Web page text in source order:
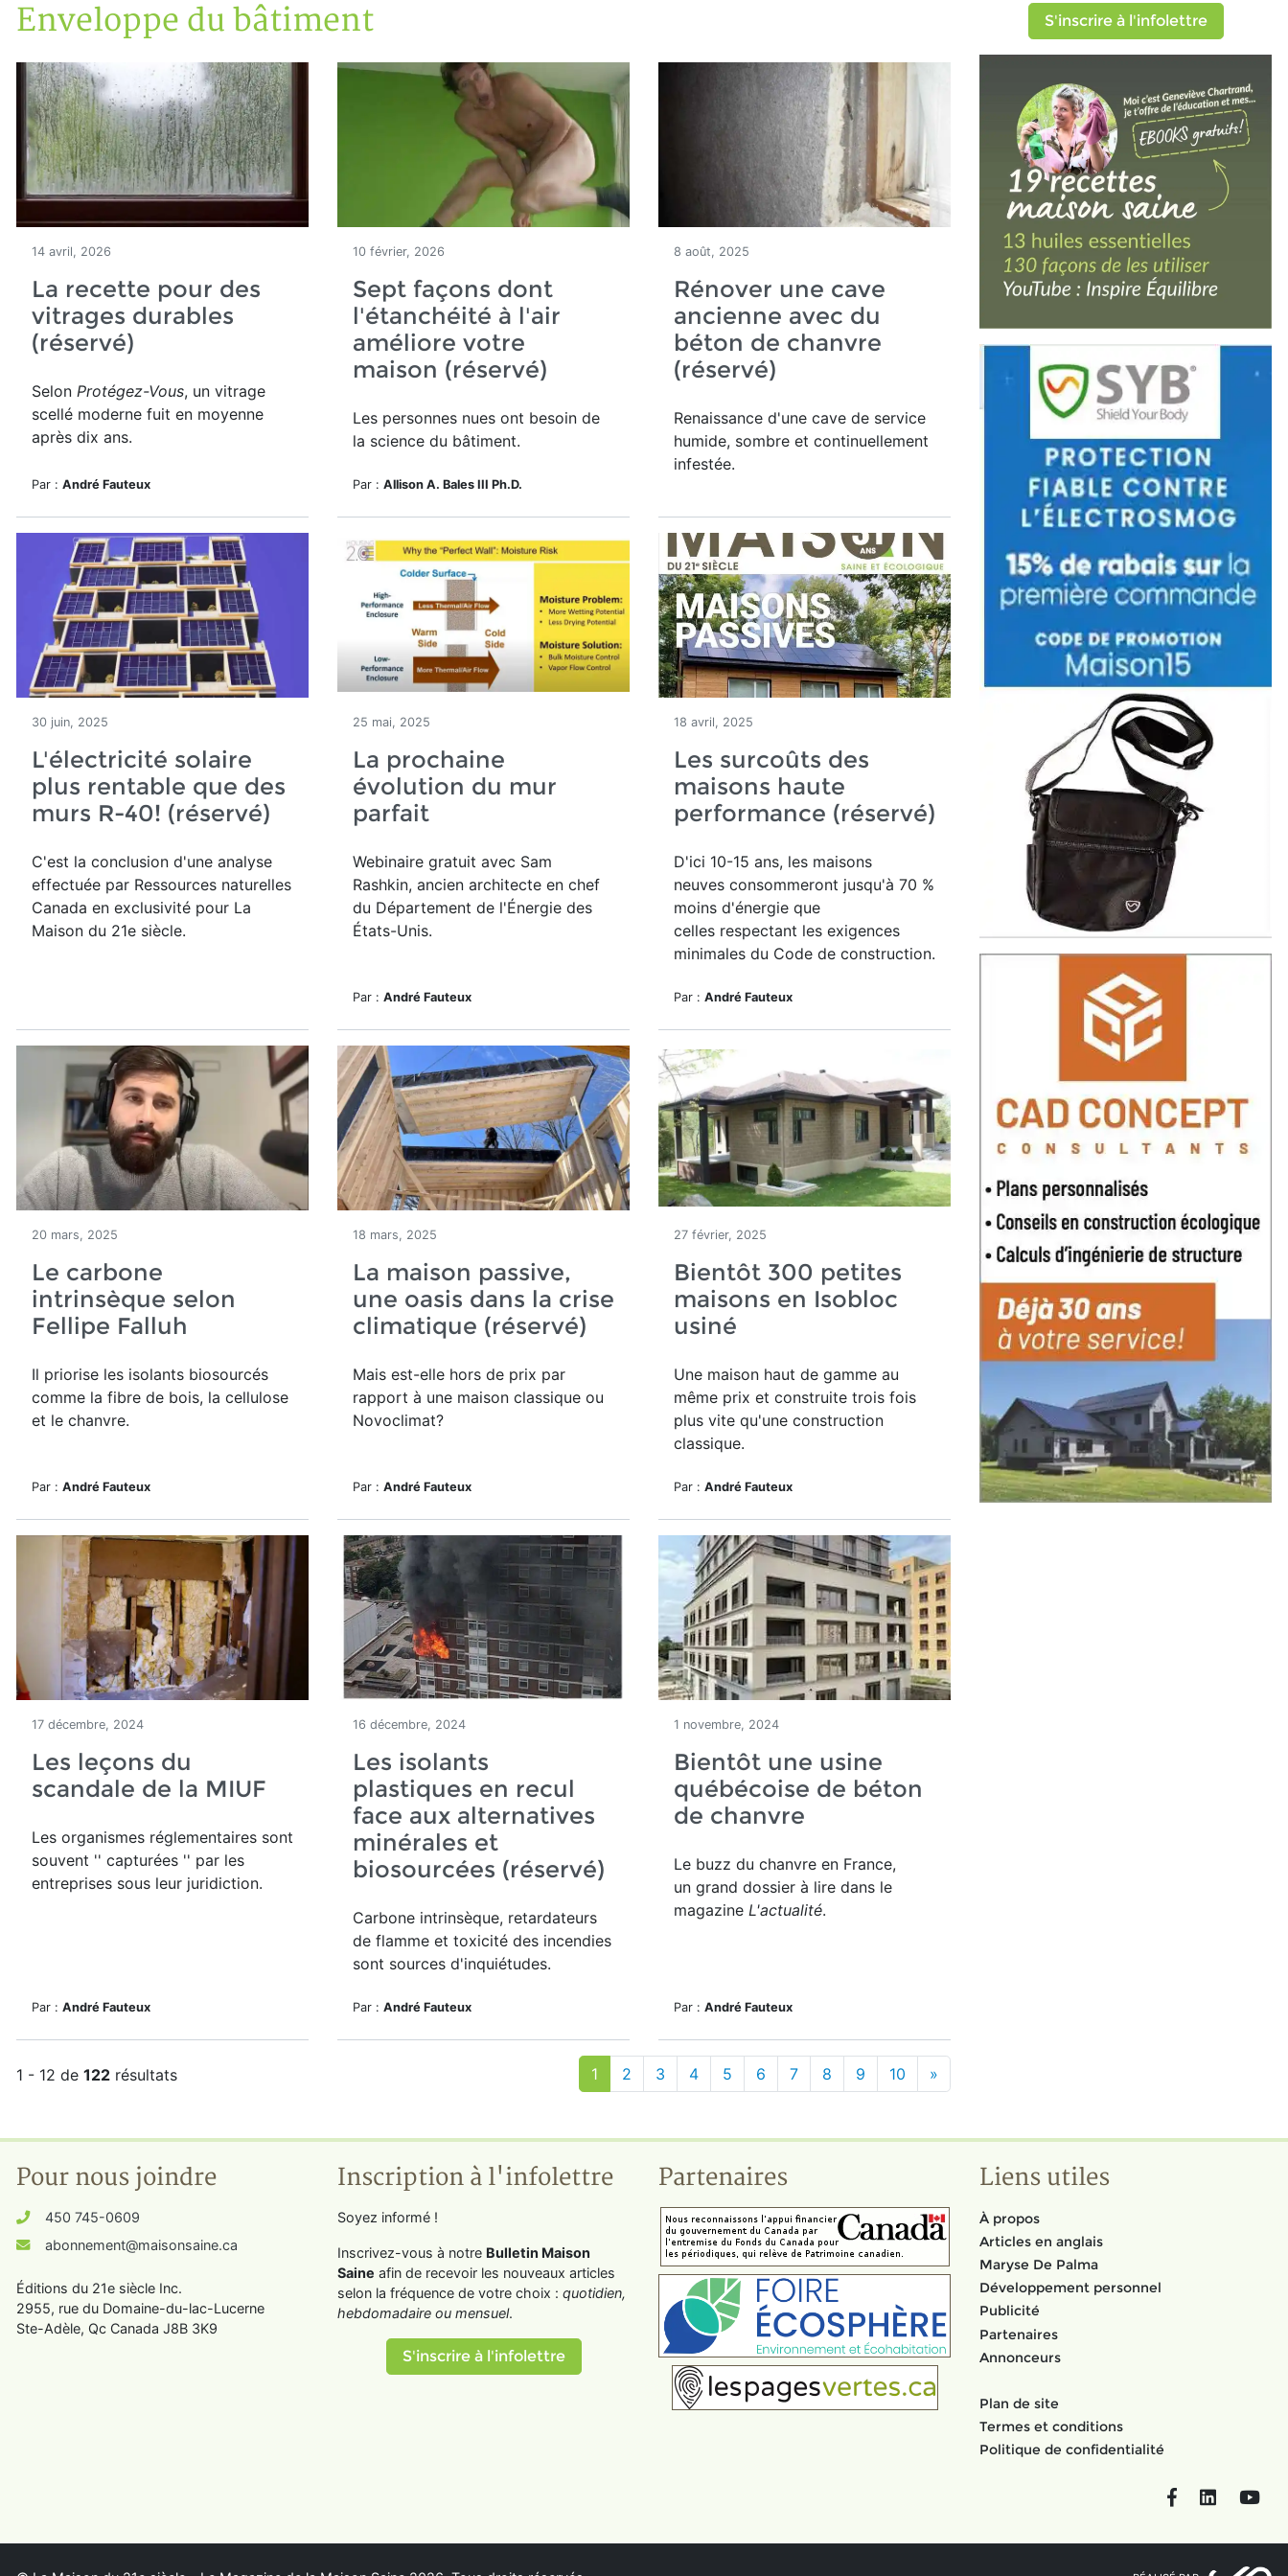
Accueil
Articles
Construction verte
Enveloppe du bâtiment
Enveloppe du bâtiment
14 avril, 2026
La recette pour des
vitrages durables
(réservé)
Selon Protégez-Vous, un vitrage
scellé moderne fuit en moyenne
après dix ans.
Par : André Fauteux
10 février, 2026
Sept façons dont
l'étanchéité à l'air
améliore votre
maison (réservé)
Les personnes nues ont besoin de
la science du bâtiment.
Par : Allison A. Bales III Ph.D.
8 août, 2025
Rénover une cave
ancienne avec du
béton de chanvre
(réservé)
Renaissance d'une cave de service
humide, sombre et continuellement
infestée.
30 juin, 2025
L'électricité solaire
plus rentable que des
murs R-40! (réservé)
C'est la conclusion d'une analyse
effectuée par Ressources naturelles
Canada en exclusivité pour La
Maison du 21e siècle.
25 mai, 2025
La prochaine
évolution du mur
parfait
Webinaire gratuit avec Sam
Rashkin, ancien architecte en chef
du Département de l'Énergie des
États-Unis.
Par : André Fauteux
18 avril, 2025
Les surcoûts des
maisons haute
performance (réservé)
D'ici 10-15 ans, les maisons
neuves consommeront jusqu'à 70 %
moins d'énergie que
celles respectant les exigences
minimales du Code de construction.
Par : André Fauteux
20 mars, 2025
Le carbone
intrinsèque selon
Fellipe Falluh
Il priorise les isolants biosourcés
comme la fibre de bois, la cellulose
et le chanvre.
Par : André Fauteux
18 mars, 2025
La maison passive,
une oasis dans la crise
climatique (réservé)
Mais est-elle hors de prix par
rapport à une maison classique ou
Novoclimat?
Par : André Fauteux
27 février, 2025
Bientôt 300 petites
maisons en Isobloc
usiné
Une maison haut de gamme au
même prix et construite trois fois
plus vite qu'une construction
classique.
Par : André Fauteux
17 décembre, 2024
Les leçons du
scandale de la MIUF
Les organismes réglementaires sont
souvent '' capturées '' par les
entreprises sous leur juridiction.
Par : André Fauteux
16 décembre, 2024
Les isolants
plastiques en recul
face aux alternatives
minérales et
biosourcées (réservé)
Carbone intrinsèque, retardateurs
de flamme et toxicité des incendies
sont sources d'inquiétudes.
Par : André Fauteux
1 novembre, 2024
Bientôt une usine
québécoise de béton
de chanvre
Le buzz du chanvre en France,
un grand dossier à lire dans le
magazine L'actualité.
Par : André Fauteux
1 - 12 de 122 résultats 1 2 3 4 5 6 7 8 9 10 »
S'inscrire à l'infolettre
Pour nous joindre
450 745-0609
abonnement@maisonsaine.ca
Éditions du 21e siècle Inc.
2955, rue du Domaine-du-lac-Lucerne
Ste-Adèle, Qc Canada J8B 3K9
Inscription à l'infolettre
Soyez informé !
Inscrivez-vous à notre Bulletin Maison
Saine afin de recevoir les nouveaux articles
selon la fréquence de votre choix : quotidien,
hebdomadaire ou mensuel.
S'inscrire à l'infolettre
Partenaires Liens utiles
À propos
Articles en anglais
Maryse De Palma
Développement personnel
Publicité
Partenaires
Annonceurs
Plan de site
Termes et conditions
Politique de confidentialité
FacebookLinkedIn